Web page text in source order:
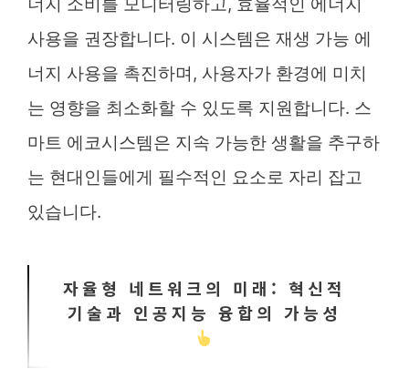
사용을 권장합니다. 이 시스템은 재생 가능 에
너지 사용을 촉진하며, 사용자가 환경에 미치
는 영향을 최소화할 수 있도록 지원합니다. 스
마트 에코시스템은 지속 가능한 생활을 추구하
는 현대인들에게 필수적인 요소로 자리 잡고
있습니다.
자율형 네트워크의 미래: 혁신적
기술과 인공지능 융합의 가능성